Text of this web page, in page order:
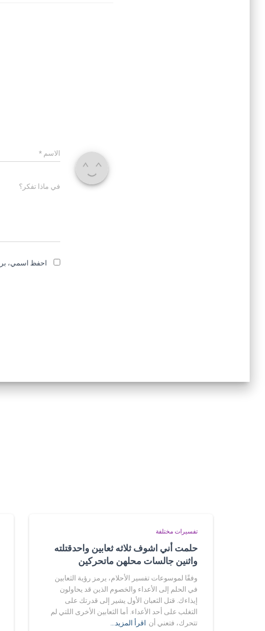
الاسم *
في ماذا تفكر؟
احفظ اسمي،
تفسيرات مختلفة
حلمت أني اشوف ثلاثه ثعابين واحدقتلته
واثنين جالسات محلهن ماتحركين
وفقًا لموسوعات تفسير الأحلام، يرمز رؤية الثعابين
في الحلم إلى الأعداء والخصوم الذين قد يحاولون
إيذاءك. قتل الثعبان الأول يشير إلى قدرتك على
التغلب على أحد الأعداء. أما الثعابين الأخرى اللتي لم
تتحرك، فتعني أن اقرأ المزيد…